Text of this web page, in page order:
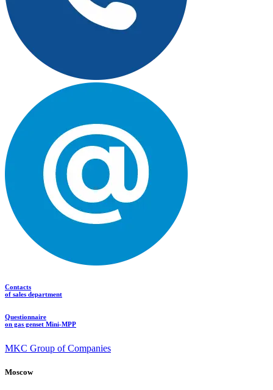
Contacts
of sales department
Questionnaire
on gas genset Mini-MPP
MKC Group of Companies
Moscow